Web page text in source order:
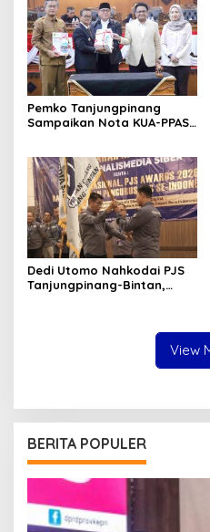
Kepemimpinan
Pemko Tanjungpinang
Sampaikan Nota KUA-PPAS
Dedi Utomo Nahkodai PJS
Tanjungpinang-Bintan,
View
BERITA POPULER